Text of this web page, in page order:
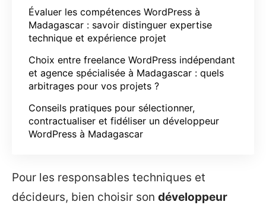
Évaluer les compétences WordPress à
Madagascar : savoir distinguer expertise
technique et expérience projet
Choix entre freelance WordPress indépendant
et agence spécialisée à Madagascar : quels
arbitrages pour vos projets ?
Conseils pratiques pour sélectionner,
contractualiser et fidéliser un développeur
WordPress à Madagascar
Pour les responsables techniques et
décideurs, bien choisir son développeur